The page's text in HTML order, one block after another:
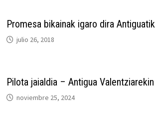
Promesa bikainak igaro dira Antiguatik
julio 26, 2018
Pilota jaialdia – Antigua Valentziarekin
noviembre 25, 2024